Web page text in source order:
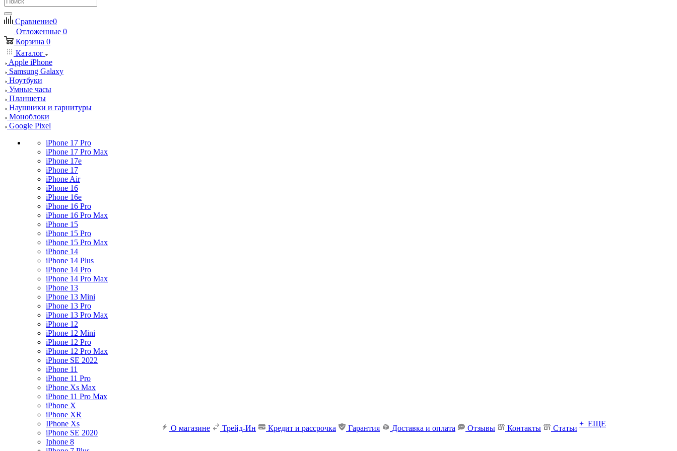
Сравнение0
Отложенные 0
Корзина 0
Каталог
Apple iPhone
Samsung Galaxy
Ноутбуки
Умные часы
Планшеты
Наушники и гарнитуры
Моноблоки
Google Pixel
iPhone 17 Pro
iPhone 17 Pro Max
iPhone 17e
iPhone 17
iPhone Air
iPhone 16
iPhone 16e
iPhone 16 Pro
iPhone 16 Pro Max
iPhone 15
iPhone 15 Pro
iPhone 15 Pro Max
iPhone 14
iPhone 14 Plus
iPhone 14 Pro
iPhone 14 Pro Max
iPhone 13
iPhone 13 Mini
iPhone 13 Pro
iPhone 13 Pro Max
iPhone 12
iPhone 12 Mini
iPhone 12 Pro
iPhone 12 Pro Max
iPhone SE 2022
iPhone 11
iPhone 11 Pro
iPhone Xs Max
iPhone 11 Pro Max
iPhone X
iPhone XR
IPhone Xs
iPhone SE 2020
Iphone 8
О магазине Трейд-Ин Кредит и рассрочка Гарантия Доставка и оплата Отзывы Контакты Статьи
+ ЕЩЕ